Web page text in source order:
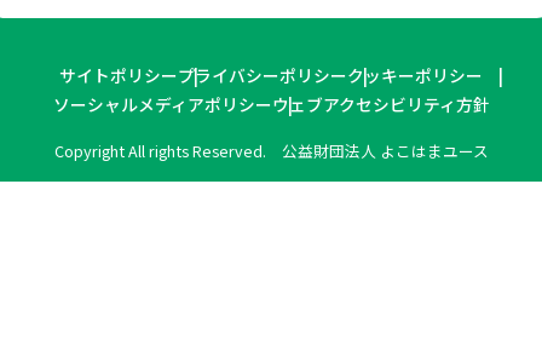
サイトポリシープライバシーポリシークッキーポリシー
ソーシャルメディアポリシーウェブアクセシビリティ方針
Copyright All rights Reserved. 公益財団法人 よこはまユース